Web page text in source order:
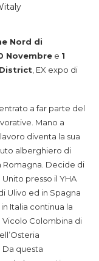
Nord di
Novembre e 1
, EX expo di
a far parte del
Mano a
diventa la sua
alberghiero di
Romagna. Decide di
presso il YHA
Ulivo ed in Spagna
Italia continua la
Vicolo Colombina di
Da questa